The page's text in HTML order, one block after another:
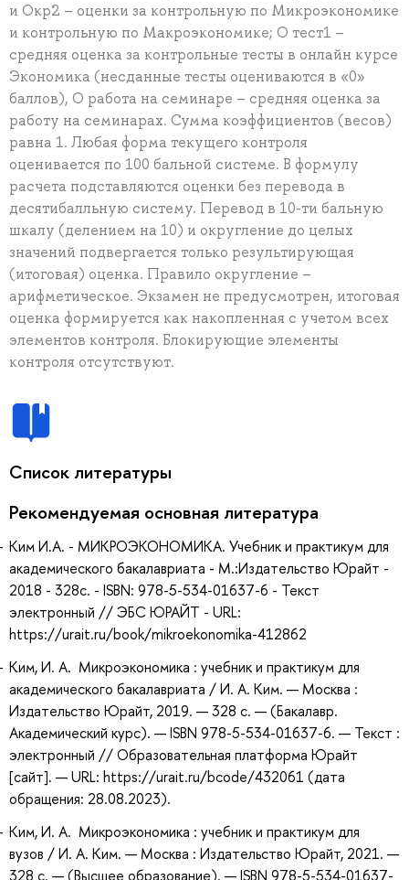
и Окр2 – оценки за контрольную по Микроэкономике
и контрольную по Макроэкономике; О тест1 –
средняя оценка за контрольные тесты в онлайн курсе
Экономика (несданные тесты оцениваются в «0»
баллов), О работа на семинаре – средняя оценка за
работу на семинарах. Сумма коэффициентов (весов)
равна 1. Любая форма текущего контроля
оценивается по 100 бальной системе. В формулу
расчета подставляются оценки без перевода в
десятибалльную систему. Перевод в 10-ти бальную
шкалу (делением на 10) и округление до целых
значений подвергается только результирующая
(итоговая) оценка. Правило округление –
арифметическое. Экзамен не предусмотрен, итоговая
оценка формируется как накопленная с учетом всех
элементов контроля. Блокирующие элементы
контроля отсутствуют.
Список литературы
Рекомендуемая основная литература
Ким И.А. - МИКРОЭКОНОМИКА. Учебник и практикум для
академического бакалавриата - М.:Издательство Юрайт -
2018 - 328с. - ISBN: 978-5-534-01637-6 - Текст
электронный // ЭБС ЮРАЙТ - URL:
https://urait.ru/book/mikroekonomika-412862
Ким, И. А. Микроэкономика : учебник и практикум для
академического бакалавриата / И. А. Ким. — Москва :
Издательство Юрайт, 2019. — 328 с. — (Бакалавр.
Академический курс). — ISBN 978-5-534-01637-6. — Текст :
электронный // Образовательная платформа Юрайт
[сайт]. — URL: https://urait.ru/bcode/432061 (дата
обращения: 28.08.2023).
Ким, И. А. Микроэкономика : учебник и практикум для
вузов / И. А. Ким. — Москва : Издательство Юрайт, 2021. —
328 с. — (Высшее образование). — ISBN 978-5-534-01637-